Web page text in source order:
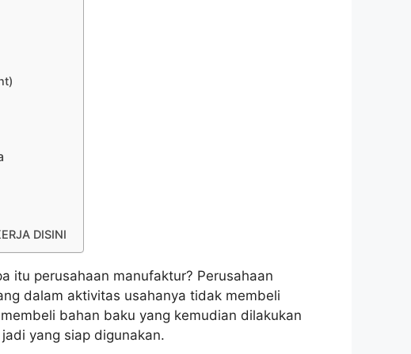
DISINI
itu perusahaan manufaktur? Perusahaan
dalam aktivitas usahanya tidak membeli
bahan baku yang kemudian dilakukan
yang siap digunakan.